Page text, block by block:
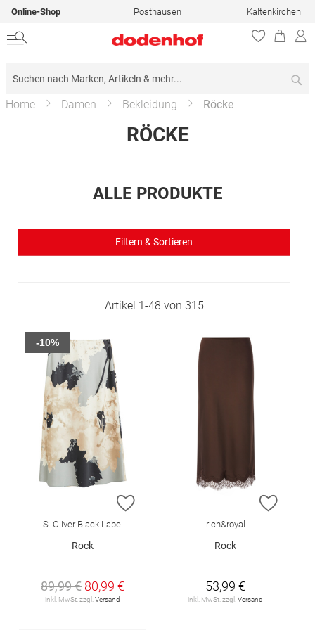
Online-Shop Posthausen Kaltenkirchen
Home Damen Bekleidung Röcke
RÖCKE
ALLE PRODUKTE
Filtern & Sortieren
Artikel 1-48 von 315
ZUR WUNSCHLISTE HINZUFÜGEN
S. Oliver Black Label
Rock
89,99 € 80,99 €
inkl. MwSt. zzgl. Versand
-10%
ZUR
rich&royal
Rock
53,99 €
inkl. MwSt. zzgl. Versand